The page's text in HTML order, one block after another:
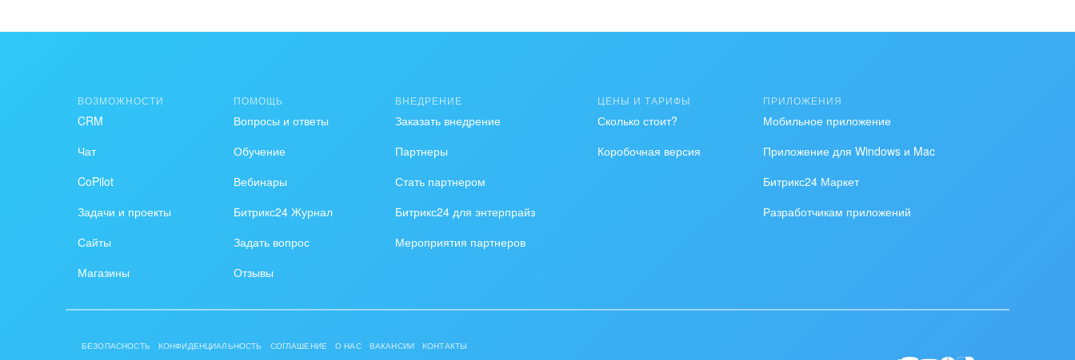
Есть устаревшая информация
Слишком коротко, мне не хватает информации
Мне не нравится, как это работает
ВОЗМОЖНОСТИ
CRM
Чат
CoPilot
Задачи и проекты
Сайты
Магазины
ПОМОЩЬ
Вопросы и ответы
Обучение
Вебинары
Битрикс24 Журнал
Задать вопрос
Отзывы
ВНЕДРЕНИЕ
Заказать внедрение
Партнеры
Стать партнером
Битрикс24 для энтерпрайз
Мероприятия партнеров
ЦЕНЫ И ТАРИФЫ
Сколько стоит?
Коробочная версия
ПРИЛОЖЕНИЯ
Мобильное приложение
Приложение для Windows и Mac
Битрикс24 Маркет
Разработчикам приложений
БЕЗОПАСНОСТЬ КОНФИДЕНЦИАЛЬНОСТЬ СОГЛАШЕНИЕ О НАС ВАКАНСИИ КОНТАКТЫ